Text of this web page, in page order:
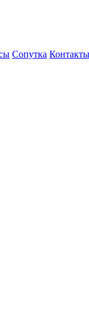
Сопутка Контакты